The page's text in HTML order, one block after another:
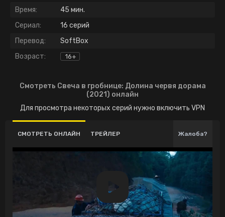
Время:
45 мин.
Сериал:
16 серий
Перевод:
SoftBox
Возраст:
16+
Смотреть Свеча в гробнице: Долина червя дорама
(2021) онлайн
Для просмотра некоторых серий нужно включить VPN
СМОТРЕТЬ ОНЛАЙН ТРЕЙЛЕР Жалоба?